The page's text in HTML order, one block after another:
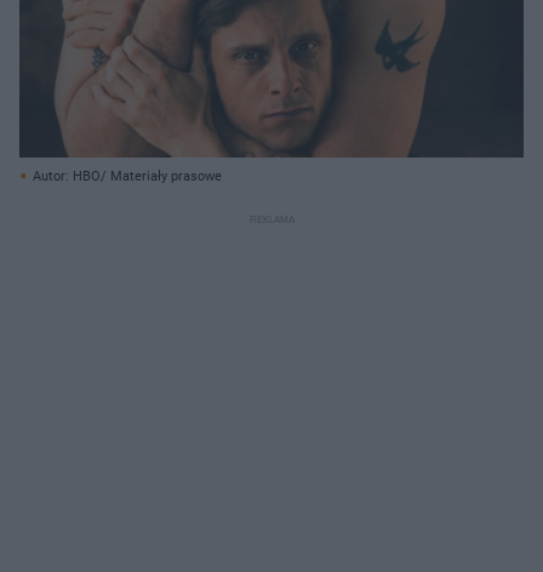
Autor: HBO/ Materiały prasowe